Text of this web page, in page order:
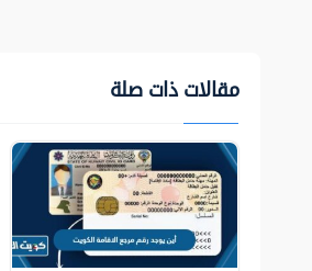
مقالات ذات صلة